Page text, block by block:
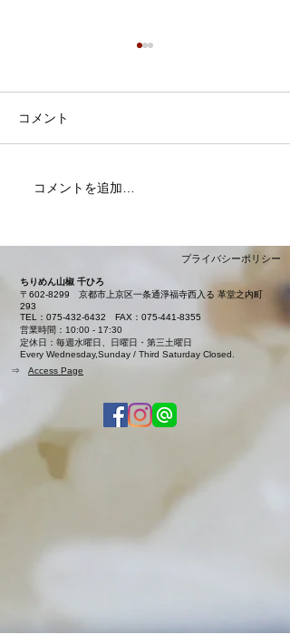
夏限定やみつき「カレー
コメント
コメントを追加…
プライバシーポリシー
ちりめん山椒 千ひろ
〒602-8299 京都市上京区一条通淨福寺西入る 革堂之内町
293
TEL：075-432-6432 FAX：075-441-8355
営業時間：10:00 - 17:30
定休日：毎週水曜日、日曜日・第三土曜日
Every Wednesday,Sunday / Third Saturday Closed.
⇒ Access Page